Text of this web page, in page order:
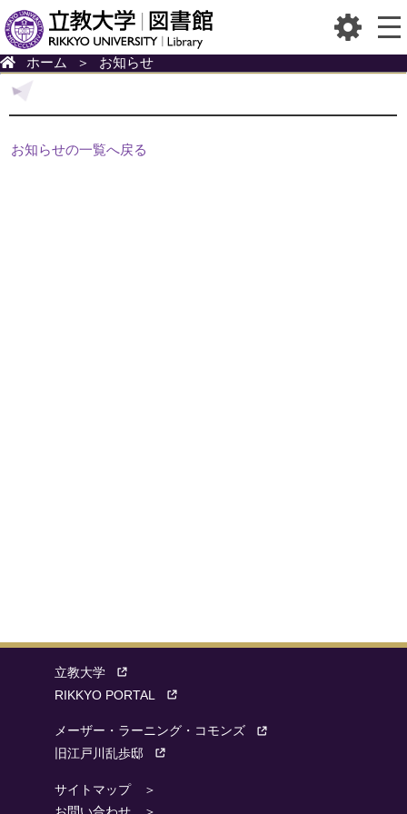
ホーム ＞ お知らせ
お知らせの一覧へ戻る
立教大学
RIKKYO PORTAL
メーザー・ラーニング・コモンズ
旧江戸川乱歩邸
サイトマップ ＞